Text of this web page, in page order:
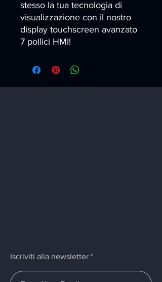
stesso la tua tecnologia di
visualizzazione con il nostro
display touchscreen avanzato
7 pollici HMI!
Iscriviti alla newsletter